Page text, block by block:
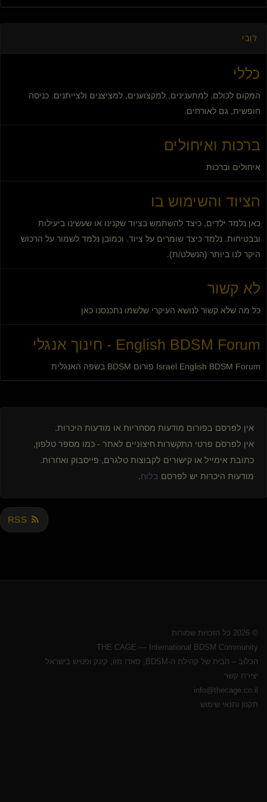
לובי
כללי
המקום לכולם, למתענינים, למקצוענים, למציצנים ולצייתנים. כניסה
חופשית, גם לאורחים.
ברכות ואיחולים
איחולים וברכות
הציוד והשימוש בו
כאן נלמד ילדים, כיצד להשתמש בציוד שקנינו או שעשינו ביעילות
ובבטיחות. נלמד כיצד שומרים על ציוד. וכמובן נלמד לשמור על הרכוש
היקר לנו ביותר (הנשלט/ת).
לא קשור
כל מה שלא קשור לנושא העיקרי שלשמו נתכנסנו כאן
English BDSM Forum - חינוך אנגלי
Israel English BDSM Forum פורום BDSM בשפה האנגלית
אין לפרסם בפורום מודעות מסחריות או מודעות היכרות.
אין לפרסם פרטי התקשרות חיצוניים לאתר - כמו מספר טלפון,
כתובת אימייל או קישורים לקבוצות טלגרם, פייסבוק ואחרות.
מודעות היכרות יש לפרסם בלוח.
© 2026 כל הזכויות שמורות
THE CAGE — International BDSM Community
הכלוב – הבית של קהילת ה-BDSM, סאדו מזו, קינק ופטיש בישראל
יצירת קשר
info@thecage.co.il
תקנון ותנאי שימוש